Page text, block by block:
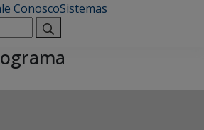
ConoscoSistemas